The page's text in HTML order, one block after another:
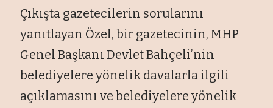
Çıkışta gazetecilerin sorularını
yanıtlayan Özel, bir gazetecinin, MHP
Genel Başkanı Devlet Bahçeli’nin
belediyelere yönelik davalarla ilgili
açıklamasını ve belediyelere yönelik